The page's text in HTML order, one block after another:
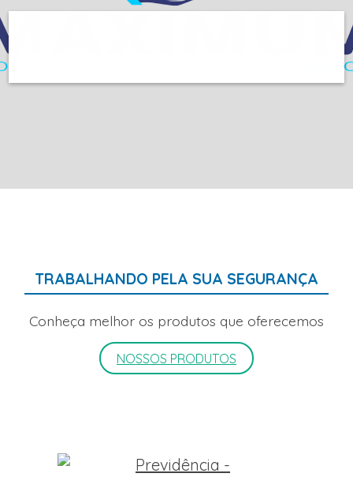
TRABALHANDO PELA SUA SEGURANÇA
Conheça melhor os produtos que oferecemos
NOSSOS PRODUTOS